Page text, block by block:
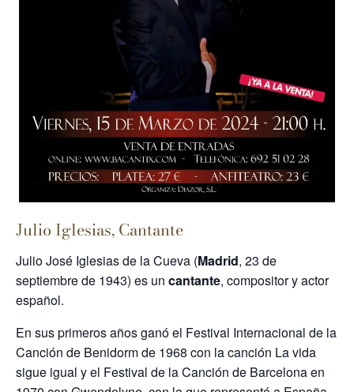
Julio Iglesias, Cantante
Julio José Iglesias de la Cueva (Madrid, 23 de
septiembre de 1943) es un cantante, compositor y actor
español.
En sus primeros años ganó el Festival Internacional de la
Canción de Benidorm de 1968 con la canción La vida
sigue igual y el Festival de la Canción de Barcelona en